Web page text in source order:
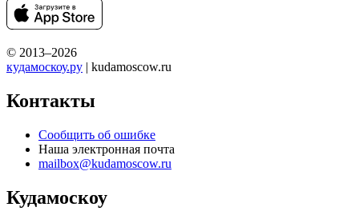
© 2013–2026
кудамоскоу.ру | kudamoscow.ru
Контакты
Сообщить об ошибке
Наша электронная почта
mailbox@kudamoscow.ru
Кудамоскоу